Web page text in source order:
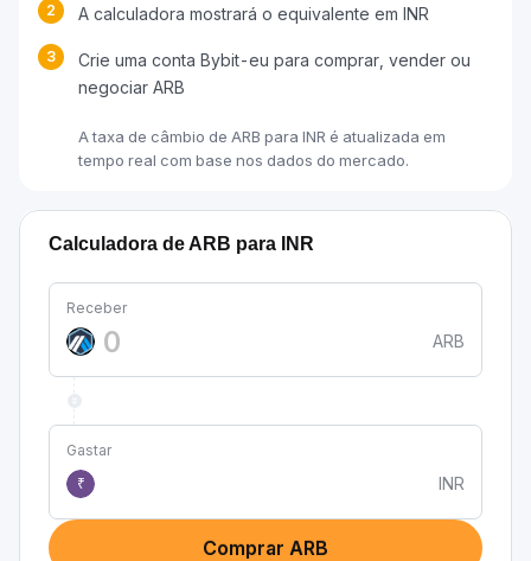
2 A calculadora mostrará o equivalente em INR
3
Crie uma conta Bybit-eu para comprar, vender ou
negociar ARB
A taxa de câmbio de ARB para INR é atualizada em
tempo real com base nos dados do mercado.
Calculadora de ARB para INR
Receber
ARB
Gastar
₹
INR
Comprar ARB